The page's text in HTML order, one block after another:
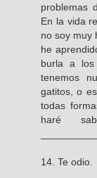
problemas
En la vida
no soy muy
he
burla a los
tenemos
gatitos, o
todas
haré
14. Te odio.